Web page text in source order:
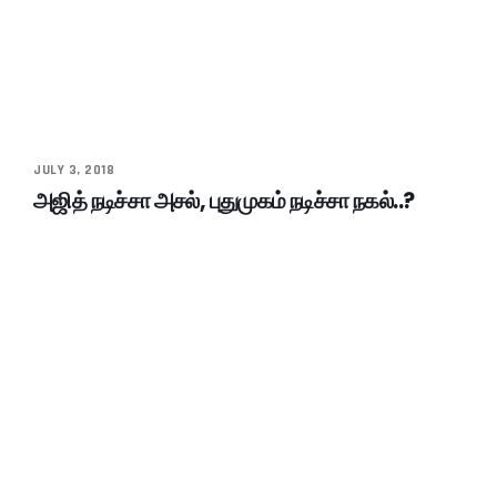
JULY 3, 2018
அஜித் நடிச்சா அசல், புதுமுகம் நடிச்சா நகல்..?